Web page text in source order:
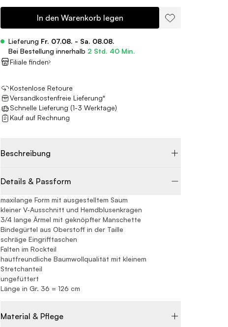
In den Warenkorb legen
Lieferung Fr. 07.08. - Sa. 08.08.
Bei Bestellung innerhalb 2 Std. 40 Min.
Filiale finden
Kostenlose Retoure
Versandkostenfreie Lieferung*
Schnelle Lieferung (1-3 Werktage)
Kauf auf Rechnung
Beschreibung
Details & Passform
maxilange Form mit ausgestelltem Saum
kleiner V-Ausschnitt und Hemdblusenkragen
3/4 lange Ärmel mit geknöpfter Manschette
Bindegürtel aus Oberstoff in der Taille
schräge Eingrifftaschen
Falten im Rockteil
hautfreundliche Baumwollqualität mit kleinem
Stretchanteil
ungefüttert
Länge in Gr. 36 = 126 cm
Material & Pflege